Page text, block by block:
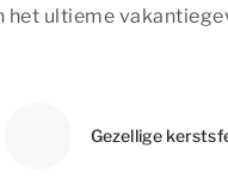
ultieme
Gezellige